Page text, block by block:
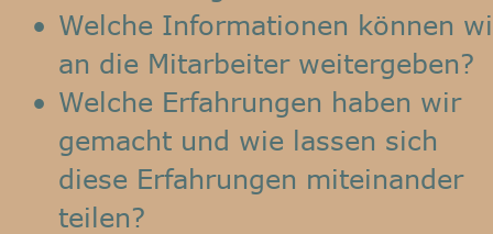
• Welche Informationen können
an die Mitarbeiter weitergeben?
• Welche Erfahrungen haben wir
gemacht und wie lassen sich
diese Erfahrungen miteinander
teilen?